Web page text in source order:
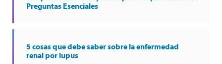
Preguntas Esenciales
5 cosas que debe saber sobre la enfermedad
renal por lupus